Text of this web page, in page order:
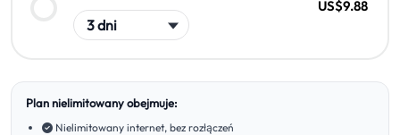
US$9.88
Plan nielimitowany obejmuje:
Nielimitowany internet, bez rozłączeń